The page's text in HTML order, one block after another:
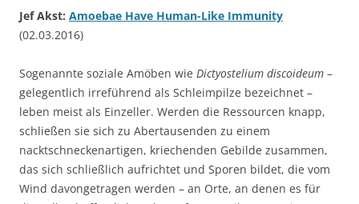
Jef Akst: Amoebae Have Human-Like Immunity
(02.03.2016)
Sogenannte soziale Amöben wie Dictyostelium discoideum –
gelegentlich irreführend als Schleimpilze bezeichnet –
leben meist als Einzeller. Werden die Ressourcen knapp,
schließen sie sich zu Abertausenden zu einem
nacktschneckenartigen, kriechenden Gebilde zusammen,
das sich schließlich aufrichtet und Sporen bildet, die vom
Wind davongetragen werden – an Orte, an denen es für